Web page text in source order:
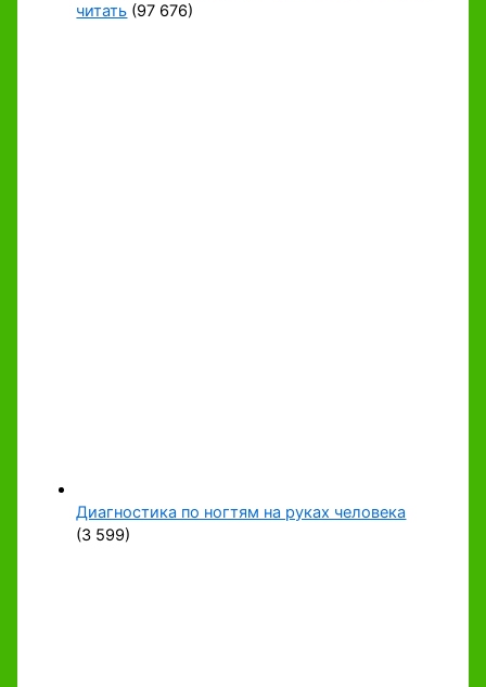
читать (97 676)
Диагностика по ногтям на руках человека
(3 599)